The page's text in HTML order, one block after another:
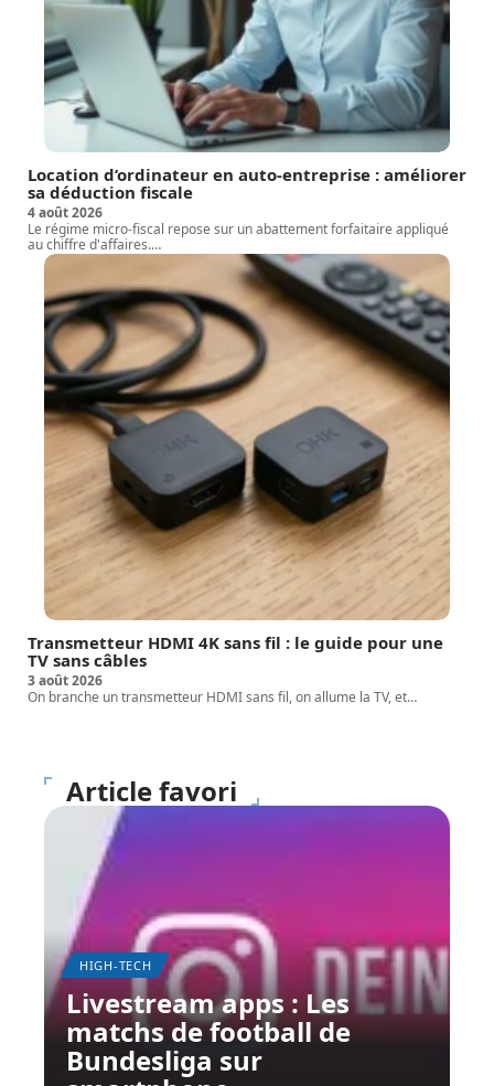
Location d’ordinateur en auto-entreprise : améliorer
sa déduction fiscale
4 août 2026
Le régime micro-fiscal repose sur un abattement forfaitaire appliqué
au chiffre d'affaires.…
Transmetteur HDMI 4K sans fil : le guide pour une
TV sans câbles
3 août 2026
On branche un transmetteur HDMI sans fil, on allume la TV, et…
Article favori
HIGH-TECH
Livestream apps : Les
matchs de football de
Bundesliga sur